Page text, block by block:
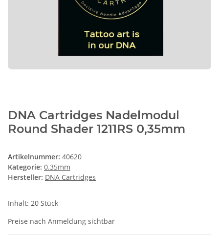
DNA Cartridges Nadelmodul
Round Shader 1211RS 0,35mm
Artikelnummer: 40620
Kategorie: 0.35mm
Hersteller: DNA Cartridges
Inhalt: 20 Stück
Preise nach Anmeldung sichtbar